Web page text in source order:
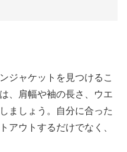
ジャケットを見つけるこ
、肩幅や袖の長さ、ウエ
ましょう。自分に合った
アウトするだけでなく、